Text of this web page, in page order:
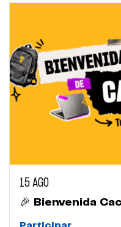
15 AGO
🎉 Bienvenida